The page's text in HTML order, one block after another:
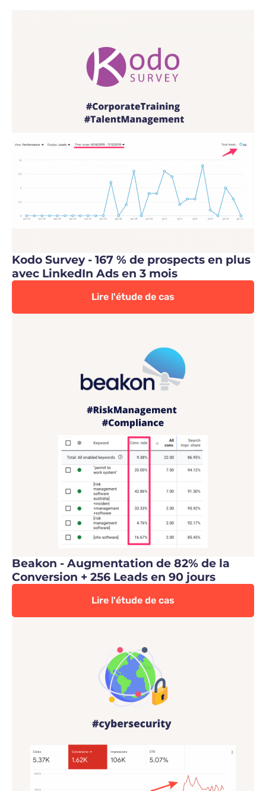
Kodo Survey - 167 % de prospects en plus
avec LinkedIn Ads en 3 mois
Lire l'étude de cas
Beakon - Augmentation de 82% de la
Conversion + 256 Leads en 90 jours
Lire l'étude de cas